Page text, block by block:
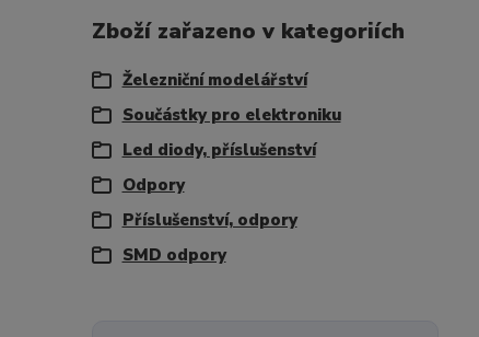
Zboží zařazeno v kategoriích
Železniční modelářství
Součástky pro elektroniku
Led diody, příslušenství
Odpory
Příslušenství, odpory
SMD odpory